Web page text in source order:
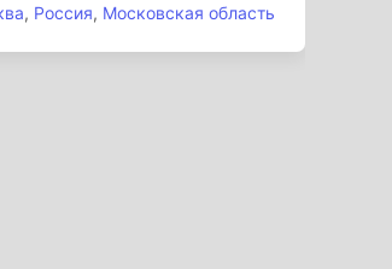
, Россия, Московская область